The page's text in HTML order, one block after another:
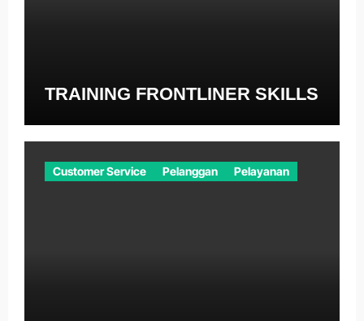
TRAINING FRONTLINER SKILLS
Customer Service Pelanggan Pelayanan